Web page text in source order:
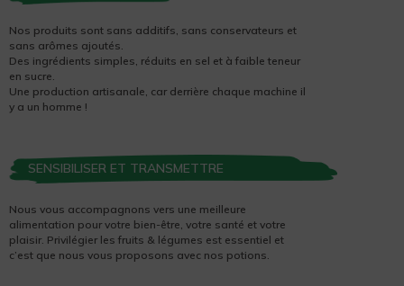
Nos produits sont sans additifs, sans conservateurs et
sans arômes ajoutés.
Des ingrédients simples, réduits en sel et à faible teneur
en sucre.
Une production artisanale, car derrière chaque machine il
y a un homme !
SENSIBILISER ET TRANSMETTRE
Nous vous accompagnons vers une meilleure
alimentation pour votre bien-être, votre santé et votre
plaisir. Privilégier les fruits & légumes est essentiel et
c’est que nous vous proposons avec nos potions.